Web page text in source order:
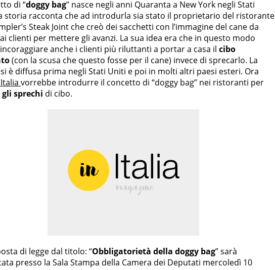
di “doggy bag” nasce negli anni Quaranta a New York negli Stati
storia racconta che ad introdurla sia stato il proprietario del ristorante
Steak Joint che creò dei sacchetti con l’immagine del cane da
clienti per mettere gli avanzi. La sua idea era che in questo modo
anche i clienti più riluttanti a portar a casa il cibo
(con la scusa che questo fosse per il cane) invece di sprecarlo. La
è diffusa prima negli Stati Uniti e poi in molti altri paesi esteri. Ora
vorrebbe introdurre il concetto di “doggy bag” nei ristoranti per
sprechi di cibo.
di legge dal titolo: “Obbligatorietà della doggy bag” sarà
presso la Sala Stampa della Camera dei Deputati mercoledì 10